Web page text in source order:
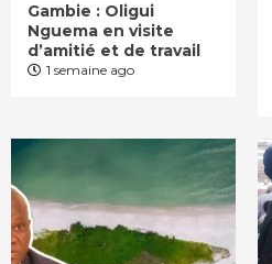
Gambie : Oligui
Nguema en visite
d’amitié et de travail
1 semaine ago